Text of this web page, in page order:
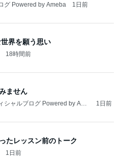
グ Powered by Ameba 1日前
界を願う思い
18時間前
ません
シャルブログ Powered by Ame
1日前
たレッスン前のトーク
1日前